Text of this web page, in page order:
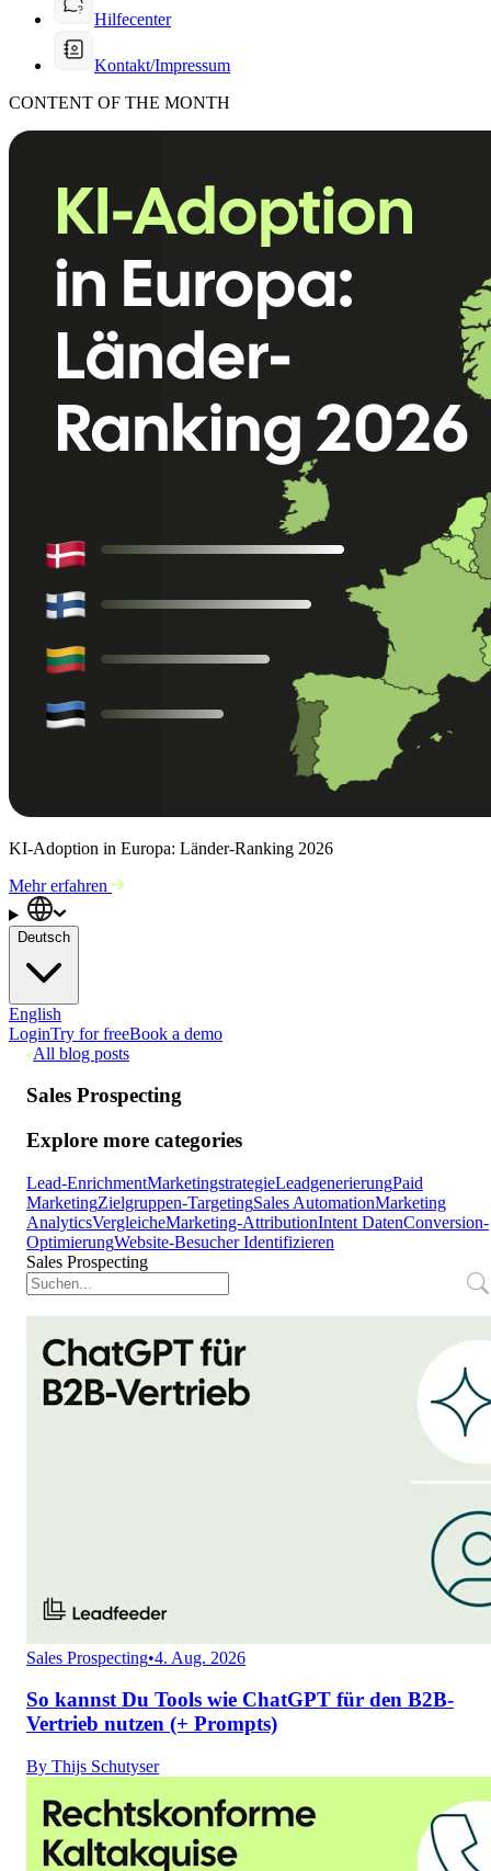
Hilfecenter
Kontakt/Impressum
CONTENT OF THE MONTH
KI-Adoption in Europa: Länder-Ranking 2026
Mehr erfahren
Deutsch
English
LoginTry for freeBook a demo
All blog posts
Sales Prospecting
Explore more categories
Lead-EnrichmentMarketingstrategieLeadgenerierungPaid
MarketingZielgruppen-TargetingSales AutomationMarketing
AnalyticsVergleicheMarketing-AttributionIntent DatenConversion-
OptimierungWebsite-Besucher Identifizieren
Sales Prospecting
Sales Prospecting•4. Aug. 2026
So kannst Du Tools wie ChatGPT für den B2B-
Vertrieb nutzen (+ Prompts)
By Thijs Schutyser